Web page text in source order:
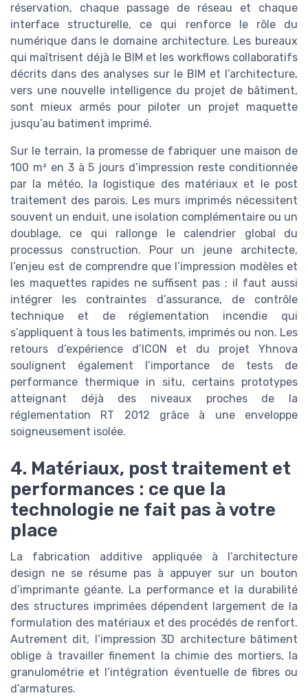
réservation, chaque passage de réseau et chaque
interface structurelle, ce qui renforce le rôle du
numérique dans le domaine architecture. Les bureaux
qui maîtrisent déjà le BIM et les workflows collaboratifs
décrits dans des analyses sur le BIM et l’architecture,
vers une nouvelle intelligence du projet de bâtiment,
sont mieux armés pour piloter un projet maquette
jusqu’au batiment imprimé.
Sur le terrain, la promesse de fabriquer une maison de
100 m² en 3 à 5 jours d’impression reste conditionnée
par la météo, la logistique des matériaux et le post
traitement des parois. Les murs imprimés nécessitent
souvent un enduit, une isolation complémentaire ou un
doublage, ce qui rallonge le calendrier global du
processus construction. Pour un jeune architecte,
l’enjeu est de comprendre que l’impression modèles et
les maquettes rapides ne suffisent pas ; il faut aussi
intégrer les contraintes d’assurance, de contrôle
technique et de réglementation incendie qui
s’appliquent à tous les batiments, imprimés ou non. Les
retours d’expérience d’ICON et du projet Yhnova
soulignent également l’importance de tests de
performance thermique in situ, certains prototypes
atteignant déjà des niveaux proches de la
réglementation RT 2012 grâce à une enveloppe
soigneusement isolée.
4. Matériaux, post traitement et
performances : ce que la
technologie ne fait pas à votre
place
La fabrication additive appliquée à l’architecture
design ne se résume pas à appuyer sur un bouton
d’imprimante géante. La performance et la durabilité
des structures imprimées dépendent largement de la
formulation des matériaux et des procédés de renfort.
Autrement dit, l’impression 3D architecture bâtiment
oblige à travailler finement la chimie des mortiers, la
granulométrie et l’intégration éventuelle de fibres ou
d’armatures.